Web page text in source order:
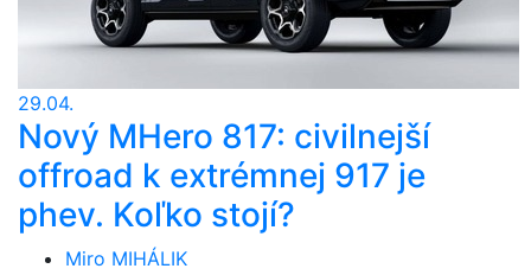
29.04.
Nový MHero 817: civilnejší
offroad k extrémnej 917 je
phev. Koľko stojí?
Miro MIHÁLIK